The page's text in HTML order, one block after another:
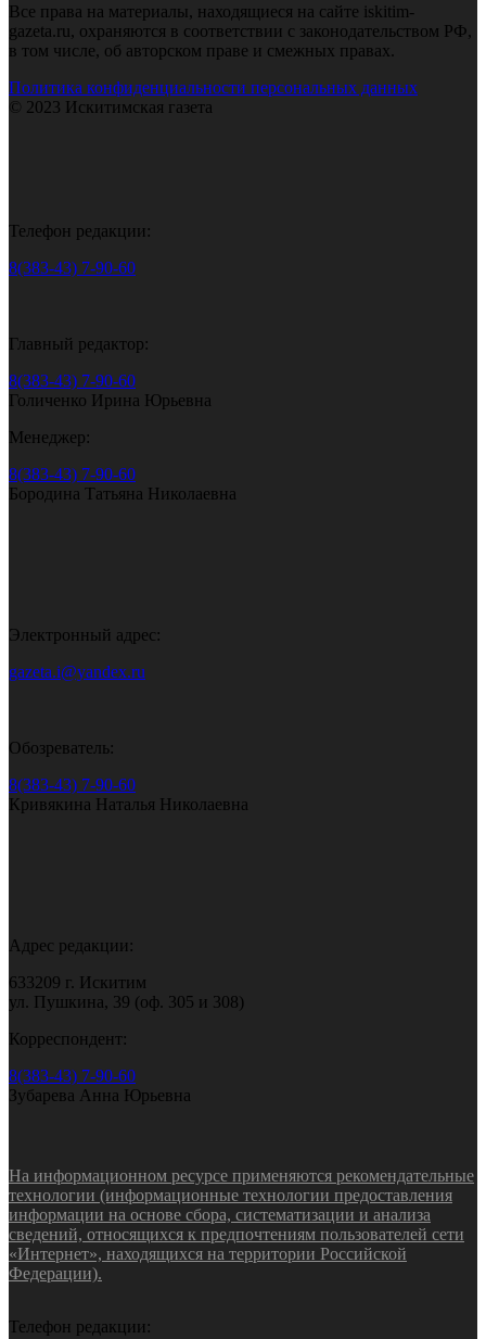
Все права на материалы, находящиеся на сайте iskitim-
gazeta.ru, охраняются в соответствии с законодательством РФ,
в том числе, об авторском праве и смежных правах.
Политика конфиденциальности персональных данных
© 2023 Искитимская газета
Телефон редакции:
8(383-43) 7-90-60
Главный редактор:
8(383-43) 7-90-60
Голиченко Ирина Юрьевна
Менеджер:
8(383-43) 7-90-60
Бородина Татьяна Николаевна
Электронный адрес:
gazeta.i@yandex.ru
Обозреватель:
8(383-43) 7-90-60
Кривякина Наталья Николаевна
Адрес редакции:
633209 г. Искитим
ул. Пушкина, 39 (оф. 305 и 308)
Корреспондент:
8(383-43) 7-90-60
Зубарева Анна Юрьевна
На информационном ресурсе применяются рекомендательные
технологии (информационные технологии предоставления
информации на основе сбора, систематизации и анализа
сведений, относящихся к предпочтениям пользователей сети
«Интернет», находящихся на территории Российской
Федерации).
Телефон редакции: